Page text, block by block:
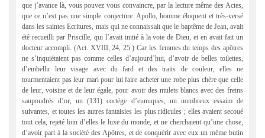
que j’avance là, vous pouvez vous convaincre, par la lecture même des Actes,
que ce n’est pas une simple conjecture. Apollo, homme éloquent et très-versé
dans les saintes Ecritures, mais qui ne connaissait que le baptême de Jean, avait
été recueilli par Priscille, qui l’avait initié à la voie de Dieu, et en avait fait un
docteur accompli. (Act. XVIII, 24, 25.) Car les femmes du temps des apôtres
ne s’inquiétaient pas comme celles d’aujourd’hui, d’avoir de belles toilettes,
d’embellir leur visage avec du fard et des traits de couleur, elles ne
tourmentaient pas leur mari pour lui faire acheter une robe plus chère que celle
de leur, voisine et de leur égale, pour avoir des mulets blancs avec des freins
saupoudrés d’or, un (131) cortége d’eunuques, un nombreux essaim de
suivantes, et toutes les autres fantaisies les plus ridicules ; elles avaient secoué
tout cela, rejeté loin d’elles le luxe du monde, et ne cherchaient qu’une chose,
d’avoir part à la société des Apôtres, et de conquérir avec eux un même butin